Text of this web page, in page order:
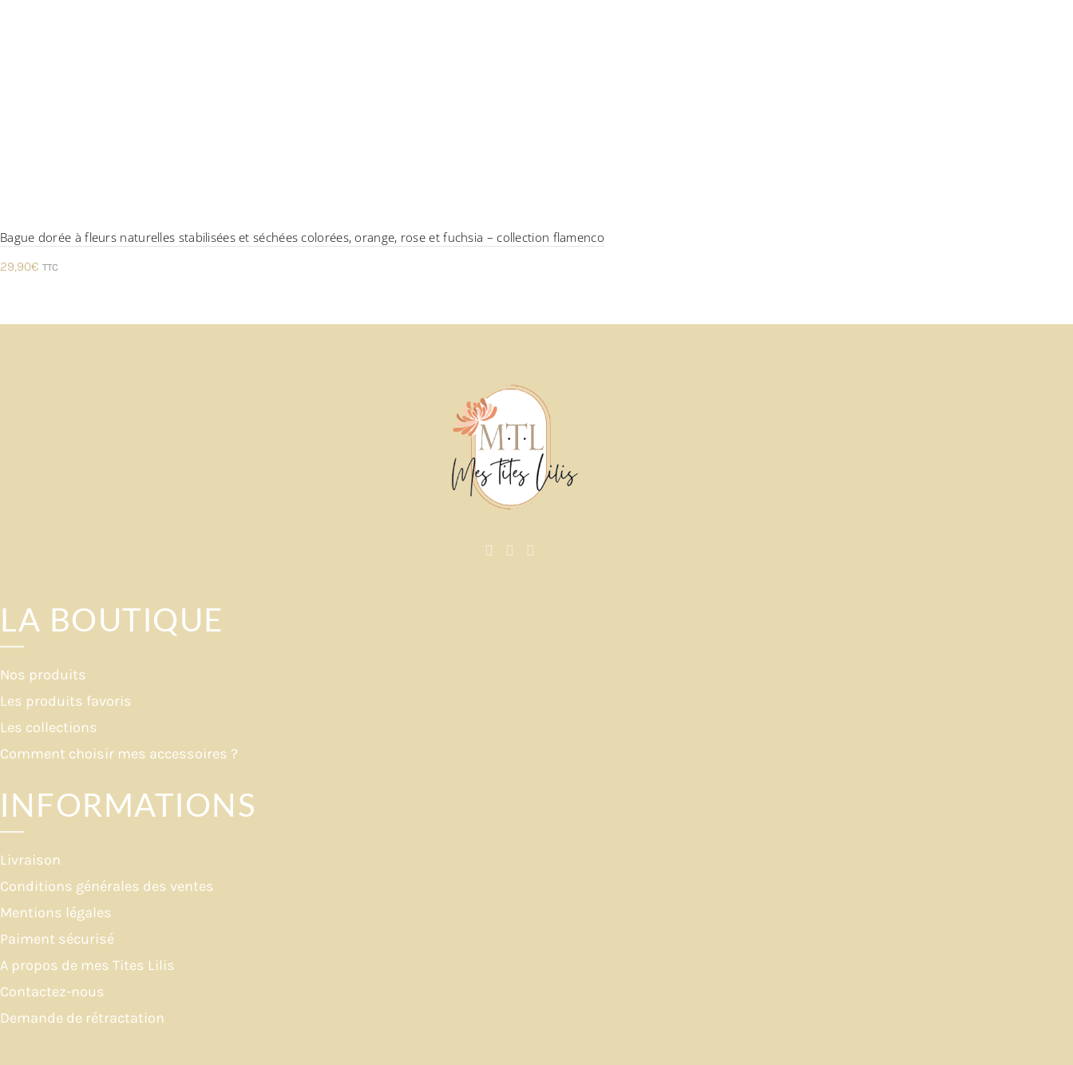
Bague dorée à fleurs naturelles stabilisées et séchées colorées, orange, rose et fuchsia – collection flamenco
29,90€ TTC
LA BOUTIQUE
Nos produits
Les produits favoris
Les collections
Comment choisir mes accessoires ?
INFORMATIONS
Livraison
Conditions générales des ventes
Mentions légales
Paiment sécurisé
A propos de mes Tites Lilis
Contactez-nous
Demande de rétractation